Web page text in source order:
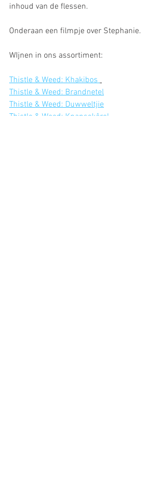
inhoud van de flessen.
Onderaan een filmpje over Stephanie.
WIjnen in ons assortiment:
Thistle & Weed: Khakibos
Thistle & Weed: Brandnetel
Thistle & Weed: Duwweltjie
Thistle & Weed: Knapsekêrel